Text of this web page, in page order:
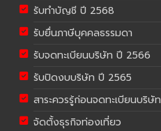
รับทำบัญชี ปี 2568
รับยื่นภาษีบุคคลธรรมดา
รับจดทะเบียนบริษัท ปี 2566
รับปิดงบบริษัท ปี 2565
สาระควรรู้ก่อนจดทะเบียนบริษัท
จัดตั้งธุรกิจท่องเที่ยว